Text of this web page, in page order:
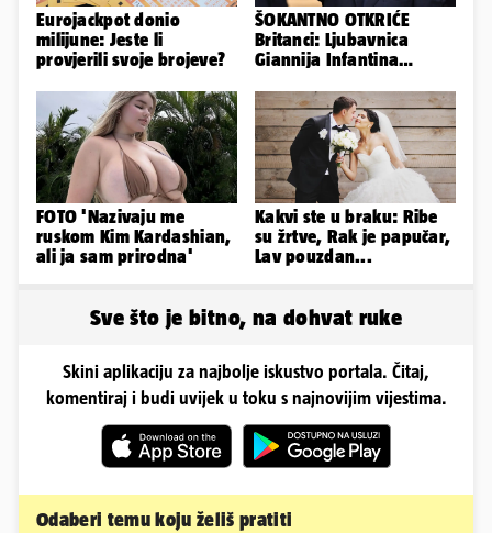
Eurojackpot donio
milijune: Jeste li
provjerili svoje brojeve?
ŠOKANTNO OTKRIĆE
Britanci: Ljubavnica
Giannija Infantina
Uefe!?
FOTO 'Nazivaju me
ruskom Kim Kardashian,
ali ja sam prirodna'
Kakvi ste u braku: Ribe
su žrtve, Rak je papučar,
Lav pouzdan...
Sve što je bitno, na dohvat ruke
Skini aplikaciju za najbolje iskustvo portala. Čitaj,
komentiraj i budi uvijek u toku s najnovijim vijestima.
Odaberi temu koju želiš pratiti